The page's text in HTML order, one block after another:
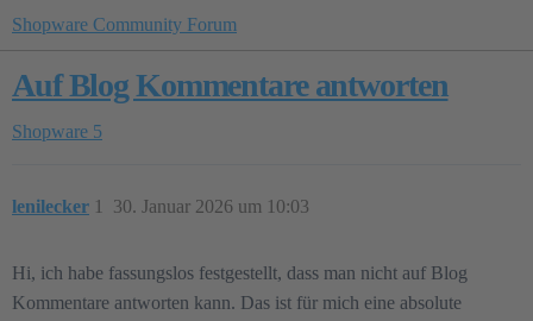
Shopware Community Forum
Auf Blog Kommentare antworten
Shopware 5
lenilecker 30. Januar 2026 um 10:03
1
Hi, ich habe fassungslos festgestellt, dass man nicht auf Blog
Kommentare antworten kann. Das ist für mich eine absolute